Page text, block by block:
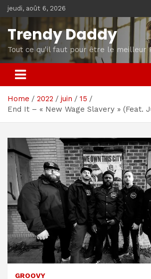
Skip
to
content
jeudi, août 6, 2026
Trendy Daddy
Tout ce qu'il faut pour être le meilleur
Home 2022 juin
15
End It – « New Wage Slavery » (Feat.
GROOVY